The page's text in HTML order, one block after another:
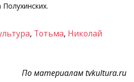
, Тотьма, Николай
По материалам tvkultura.ru